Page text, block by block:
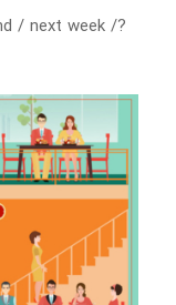
/ next week /